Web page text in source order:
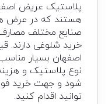
پلاستیک عریض
هستند که در عرض
صنایع مختلف مصارف
خرید شلوغی
اصفهان بسیار
نوع پلاستیک و
شود و جهت خرید
توانید اقدام کنید.